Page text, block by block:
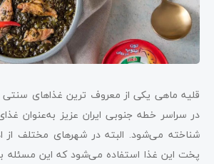
قلیه ماهی یکی از معروف ترین غذاهای
در سراسر خطه جنوبی ایران عزیز به‌عنوان
شناخته می‌شود. البته در شهرهای مختلف از
پخت این غذا استفاده می‌شود که این مسئله